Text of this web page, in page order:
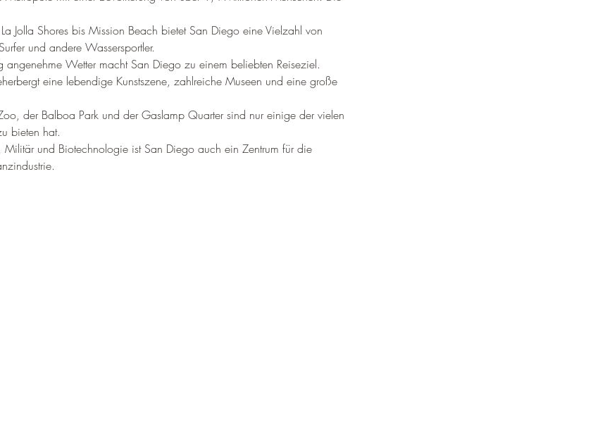
Jolla Shores bis Mission Beach bietet San Diego eine Vielzahl von
und andere Wassersportler.
angenehme Wetter macht San Diego zu einem beliebten Reiseziel.
eine lebendige Kunstszene, zahlreiche Museen und eine große
der Balboa Park und der Gaslamp Quarter sind nur einige der vielen
bieten hat.
Militär und Biotechnologie ist San Diego auch ein Zentrum für die